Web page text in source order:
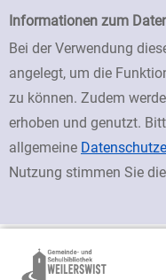
Einfache Suche
Informationen zum
Bei der Verwendung
angelegt, um die
zu können. Zudem
erhoben und genutzt.
allgemeine
Nutzung stimmen Sie
zur Navigation springen
zum Inhalt springen
Zu den Suchfiltern springen
Zur Trefferliste springen